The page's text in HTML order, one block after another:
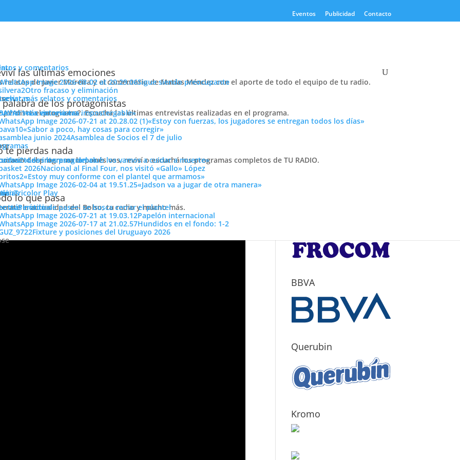
Eventos Publicidad Contacto
y comentarios
las últimas emociones
relatos de Javier Moreira y el comentario de Matías Méndez con el aporte de todo el equipo de tu radio.
Sigue siendo preocupante
Otro fracaso y eliminación
más relatos y comentarios
palabra de los protagonistas
perdiste el programa?. Escuchá las últimas entrevistas realizadas en el programa.
más entrevistas
«La victoria era impostergable»
«Estoy con fuerzas, los jugadores se entregan todos los días»
«Sabor a poco, hay cosas para corregir»
Asamblea de Socios el 7 de julio
te pierdas nada
del programa lo ponés vos, reviví o escuchá los programas completos de TU RADIO.
todos los programas
«Los intereses del club los vamos a cuidar a muerte»
Nacional al Final Four, nos visitó «Gallo» López
«Estoy muy conforme con el plantel que armamos»
«Jadson va a jugar de otra manera»
Play
lo que pasa
la actualidad del Bolso, tu radio y mucho más.
más noticias
Período de pases: se busca cerrar el plantel
Papelón internacional
Hundidos en el fondo: 1-2
Fixture y posiciones del Uruguayo 2026
y ver las sonrisas»
FUE ALIVIO»
Ricardo Vairo, para compartir la alegría por el Campeonato
de gestión, y novedades del período de pases.
Tweets by PasionTricolor1
BBVA
Querubin
Kromo